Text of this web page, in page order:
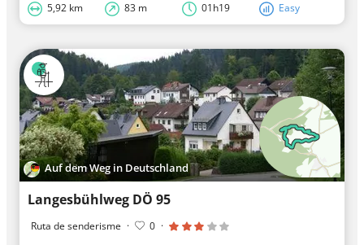
5,92 km 83 m 01h19 Easy
Auf dem Weg in Deutschland
Langesbühlweg DÖ 95
Ruta de senderisme · 0 ·